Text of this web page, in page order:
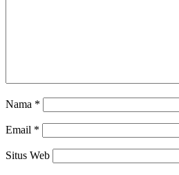
Nama *
Email *
Situs Web